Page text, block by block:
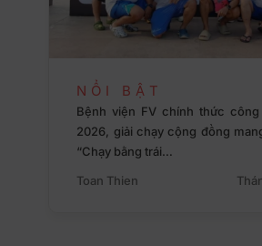
NỔI BẬT
Bệnh viện FV chính thức công
2026, giải chạy cộng đồng
“Chạy bằng trái…
Toan Thien